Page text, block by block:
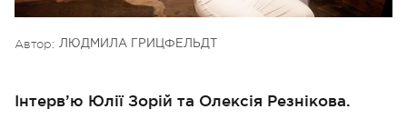
Автор: ЛЮДМИЛА ГРИЦФЕЛЬДТ
Інтерв’ю Юлії Зорій та Олексія Резнікова.